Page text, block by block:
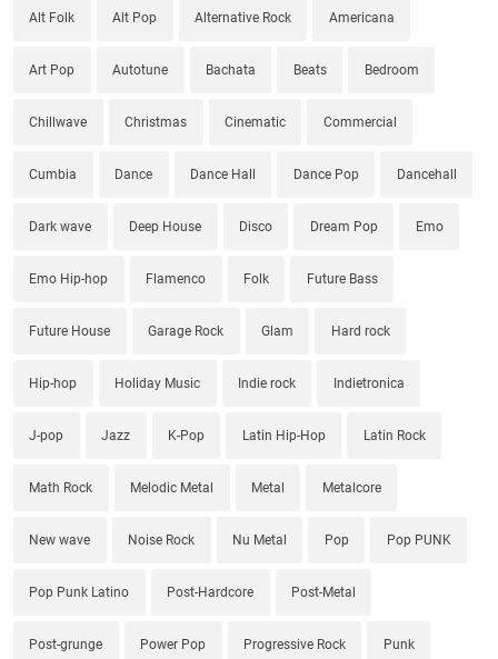
Alt Folk Alt Pop Alternative Rock Americana
Art Pop Autotune Bachata Beats Bedroom
Chillwave Christmas Cinematic Commercial
Cumbia Dance Dance Hall Dance Pop Dancehall
Dark wave Deep House Disco Dream Pop Emo
Emo Hip-hop Flamenco Folk Future Bass
Future House Garage Rock Glam Hard rock
Hip-hop Holiday Music Indie rock Indietronica
J-pop Jazz K-Pop Latin Hip-Hop Latin Rock
Math Rock Melodic Metal Metal Metalcore
New wave Noise Rock Nu Metal Pop Pop PUNK
Pop Punk Latino Post-Hardcore Post-Metal
Post-grunge Power Pop Progressive Rock Punk